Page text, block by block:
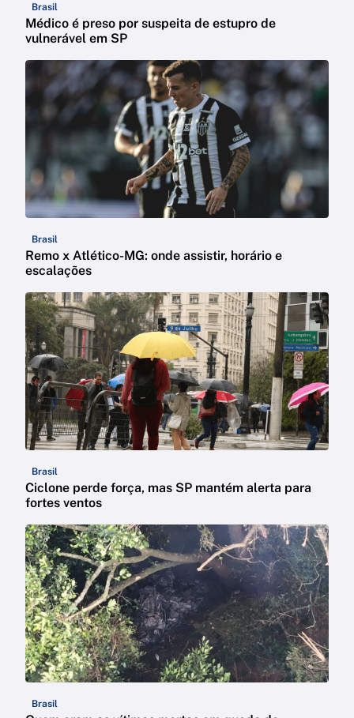
Brasil
Médico é preso por suspeita de estupro de
vulnerável em SP
Brasil
Remo x Atlético-MG: onde assistir, horário e
escalações
Brasil
Ciclone perde força, mas SP mantém alerta para
fortes ventos
Brasil